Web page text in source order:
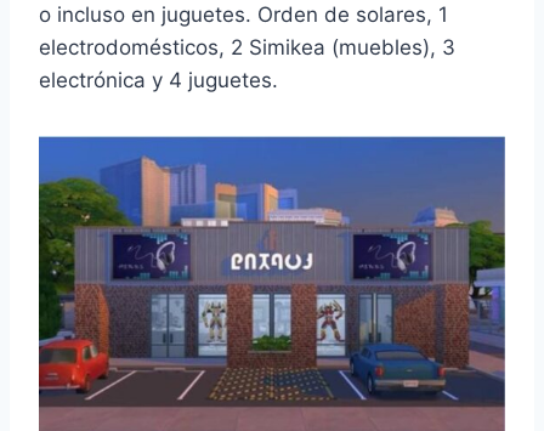
o incluso en juguetes. Orden de solares, 1
electrodomésticos, 2 Simikea (muebles), 3
electrónica y 4 juguetes.